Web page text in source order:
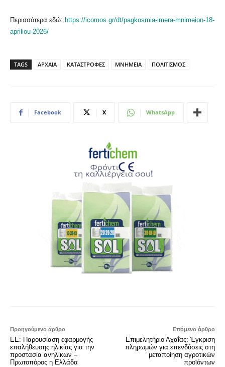
Περισσότερα εδώ: https://icomos.gr/dt/pagkosmia-imera-mnimeion-18-
apriliou-2026/
TAGS ΑΡΧΑΙΑ ΚΑΤΑΣΤΡΟΦΕΣ ΜΝΗΜΕΙΑ ΠΟΛΙΤΙΣΜΟΣ
Facebook X WhatsApp
Προηγούμενο άρθρο
ΕΕ: Παρουσίαση εφαρμογής
επαλήθευσης ηλικίας για την
προστασία ανηλίκων –
Πρωτοπόρος η Ελλάδα
Επόμενο άρθρο
Επιμελητήριο Αχαΐας: Έγκριση
πληρωμών για επενδύσεις στη
μεταποίηση αγροτικών
προϊόντων